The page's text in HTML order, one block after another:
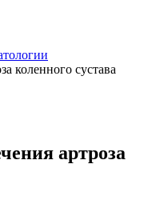
коленного сустава
артроза